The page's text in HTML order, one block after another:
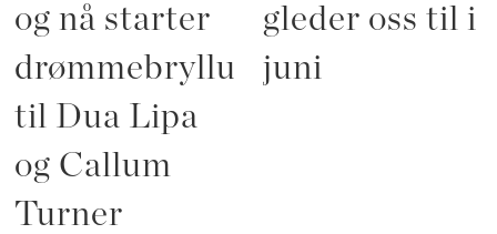
og nå starter
drømmebryllupet
til Dua Lipa
og Callum
Turner
gleder oss til i
juni